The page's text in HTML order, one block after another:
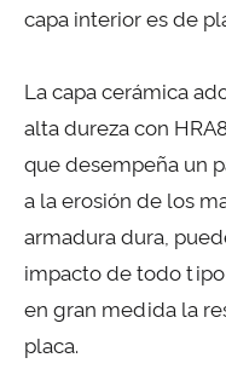
capa interior es de
La capa cerámica
alta dureza con
que desempeña un
a la erosión de los
armadura dura,
impacto de todo
en gran medida la
placa.